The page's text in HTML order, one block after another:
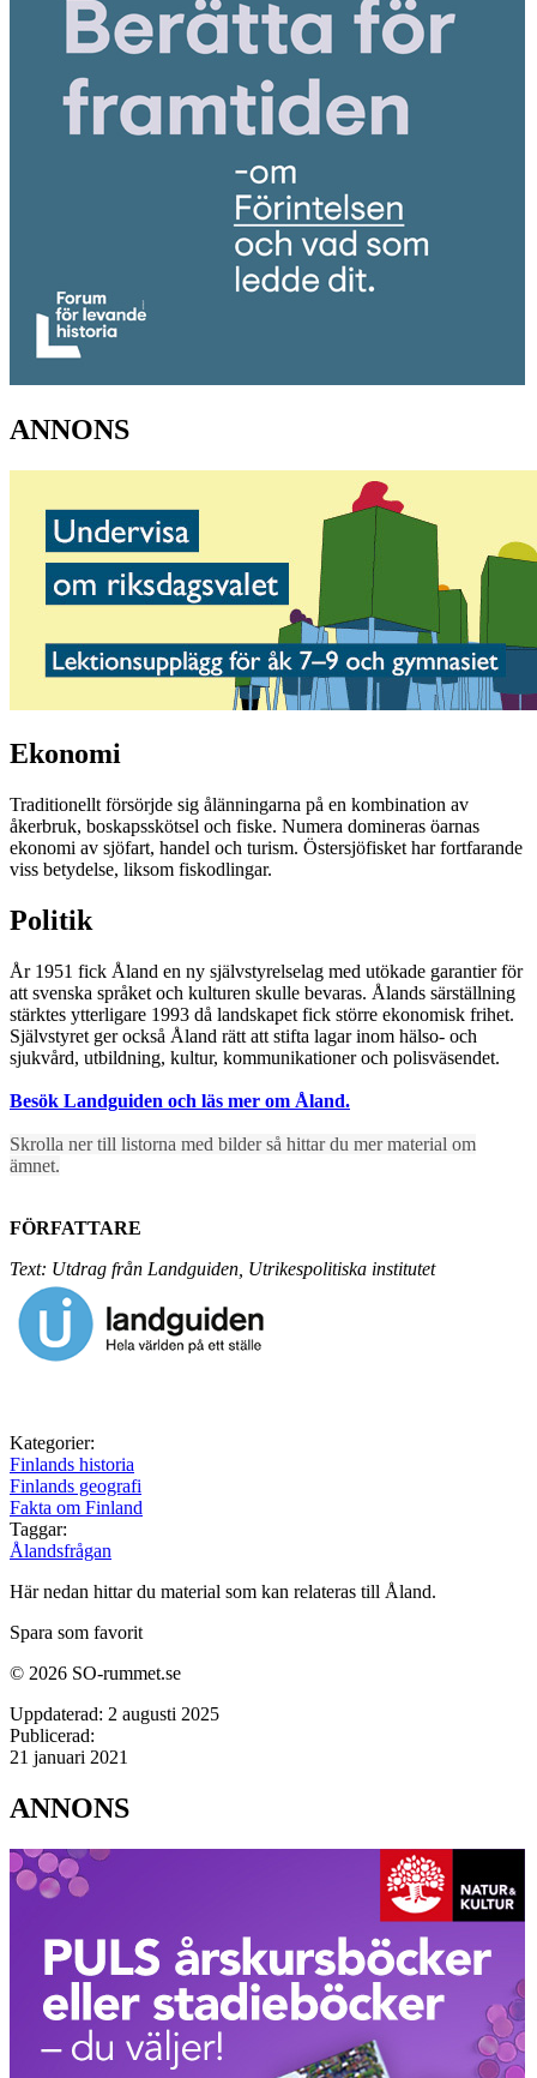
ANNONS
Ekonomi
Traditionellt försörjde sig ålänningarna på en kombination av
åkerbruk, boskapsskötsel och fiske. Numera domineras öarnas
ekonomi av sjöfart, handel och turism. Östersjöfisket har fortfarande
viss betydelse, liksom fiskodlingar.
Politik
År 1951 fick Åland en ny självstyrelselag med utökade garantier för
att svenska språket och kulturen skulle bevaras. Ålands särställning
stärktes ytterligare 1993 då landskapet fick större ekonomisk frihet.
Självstyret ger också Åland rätt att stifta lagar inom hälso- och
sjukvård, utbildning, kultur, kommunikationer och polisväsendet.
Besök Landguiden och läs mer om Åland.
Skrolla ner till listorna med bilder så hittar du mer material om
ämnet.
FÖRFATTARE
Text: Utdrag från Landguiden, Utrikespolitiska institutet
Kategorier:
Finlands historia
Finlands geografi
Fakta om Finland
Taggar:
Ålandsfrågan
Här nedan hittar du material som kan relateras till Åland.
Spara som favorit
© 2026 SO-rummet.se
Uppdaterad: 2 augusti 2025
Publicerad:
21 januari 2021
ANNONS